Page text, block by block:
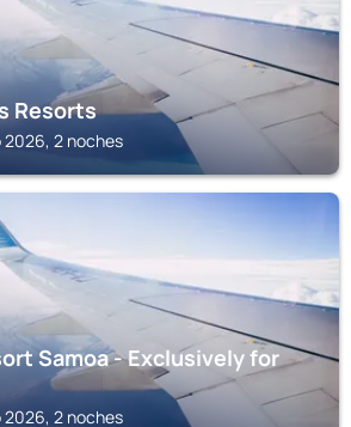
Resorts
2 noches
Samoa - Exclusively for
2 noches